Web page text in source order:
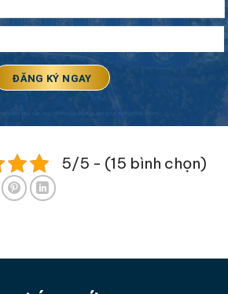
5/5 - (15 bình chọn)